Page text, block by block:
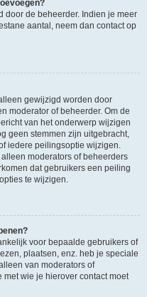
door de beheerder. Indien je meer
aantal, neem dan contact op
gewijzigd worden door
moderator of beheerder. Om de
van het onderwerp wijzigen
geen stemmen zijn uitgebracht,
iedere peilingsoptie wijzigen.
moderators of beheerders
dat gebruikers een peiling
te wijzigen.
voor bepaalde gebruikers of
plaatsen, enz. heb je speciale
van moderators of
wie je hierover contact moet